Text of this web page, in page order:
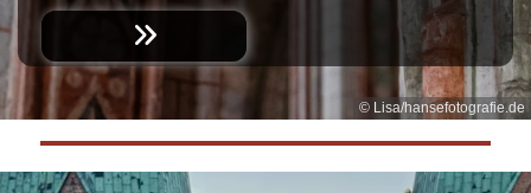
© Lisa/hansefotografie.de